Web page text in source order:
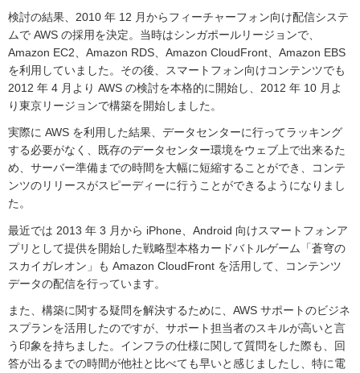
検討の結果、2010 年 12 月からフィーチャーフォン向け配信システ
ムで AWS の採用を決定。当時はシンガポールリージョンで、
Amazon EC2、Amazon RDS、Amazon CloudFront、Amazon EBS
を利用していました。その後、スマートフォン向けコンテンツでも
2012 年 4 月より AWS の検討を本格的に開始し、2012 年 10 月よ
り東京リージョンで構築を開始しました。
実際に AWS を利用した結果、データセンターに行ってラッキング
する必要がなく、既存のデータセンター環境をウェブ上で出来るた
め、サーバー準備までの時間を大幅に短縮することができ、コンテ
ンツのリリースがスピーディーに行うことができるようになりまし
た。
最近では 2013 年 3 月から iPhone、Android 向けスマートフォンア
プリとして提供を開始した戦略型本格カードバトルゲーム「蒼穹の
スカイガレオン」も Amazon CloudFront を活用して、コンテンツ
データの配信を行っています。
また、構築に関する疑問を解決するために、AWS サポートのビジネ
スプランを活用したのですが、サポート担当者のスキルが高いと言
う印象を持ちました。インフラの仕様に関して質問をした際も、回
答が出るまでの時間が他社と比べても早いと感じましたし、特に電